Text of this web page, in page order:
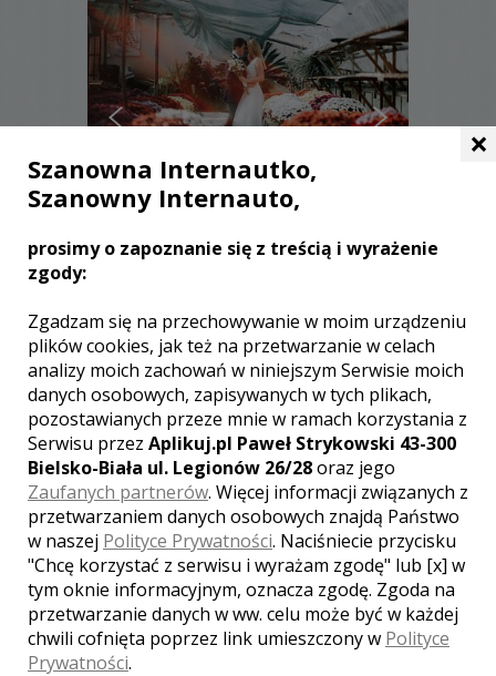
Stanisław - Opole
5900 zł/ sesja
Ocena:5,00 / 5
(1 opinia)
Poleceń: 47
Fotograf z wieloma pomysłami i
świetnym okiem do wychwycania
pięknych emocji podczas reportażu.
Zobacz więcej
×
Szanowna Internautko,
Szanowny Internauto,
prosimy o zapoznanie się z treścią i wyrażenie
zgody:
Zgadzam się na przechowywanie w moim urządzeniu
plików cookies, jak też na przetwarzanie w celach
analizy moich zachowań w niniejszym Serwisie moich
danych osobowych, zapisywanych w tych plikach,
pozostawianych przeze mnie w ramach korzystania z
Serwisu przez Aplikuj.pl Paweł Strykowski 43-300
Bielsko-Biała ul. Legionów 26/28oraz jego
Zaufanych partnerów. Więcej informacji związanych z
przetwarzaniem danych osobowych znajdą Państwo
w naszej Polityce Prywatności. Naciśniecie przycisku
"Chcę korzystać z serwisu i wyrażam zgodę" lub [x] w
tym oknie informacyjnym, oznacza zgodę. Zgoda na
przetwarzanie danych w ww. celu może być w każdej
chwili cofnięta poprzez link umieszczony w Polityce
Prywatności.